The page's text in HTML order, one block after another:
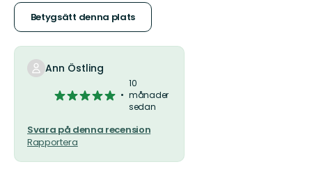
5
stjärnor
Betygsätt denna plats
Ann Östling
5
stjärnor
10
månader
sedan
Svara på denna recension
Rapportera